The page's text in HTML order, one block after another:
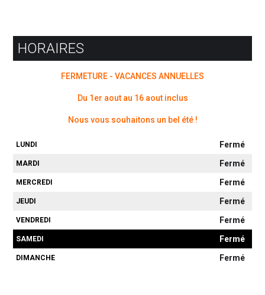
HORAIRES
FERMETURE - VACANCES ANNUELLES
Du 1er aout au 16 aout inclus
Nous vous souhaitons un bel été !
LUNDI Fermé
MARDI Fermé
MERCREDI Fermé
JEUDI Fermé
VENDREDI Fermé
SAMEDI Fermé
DIMANCHE Fermé